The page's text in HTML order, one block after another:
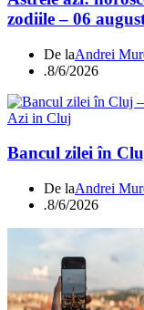
zodiile – 06
De laAndrei
.8/6/2026
Azi in Cluj
Bancul zilei în
De laAndrei
.8/6/2026